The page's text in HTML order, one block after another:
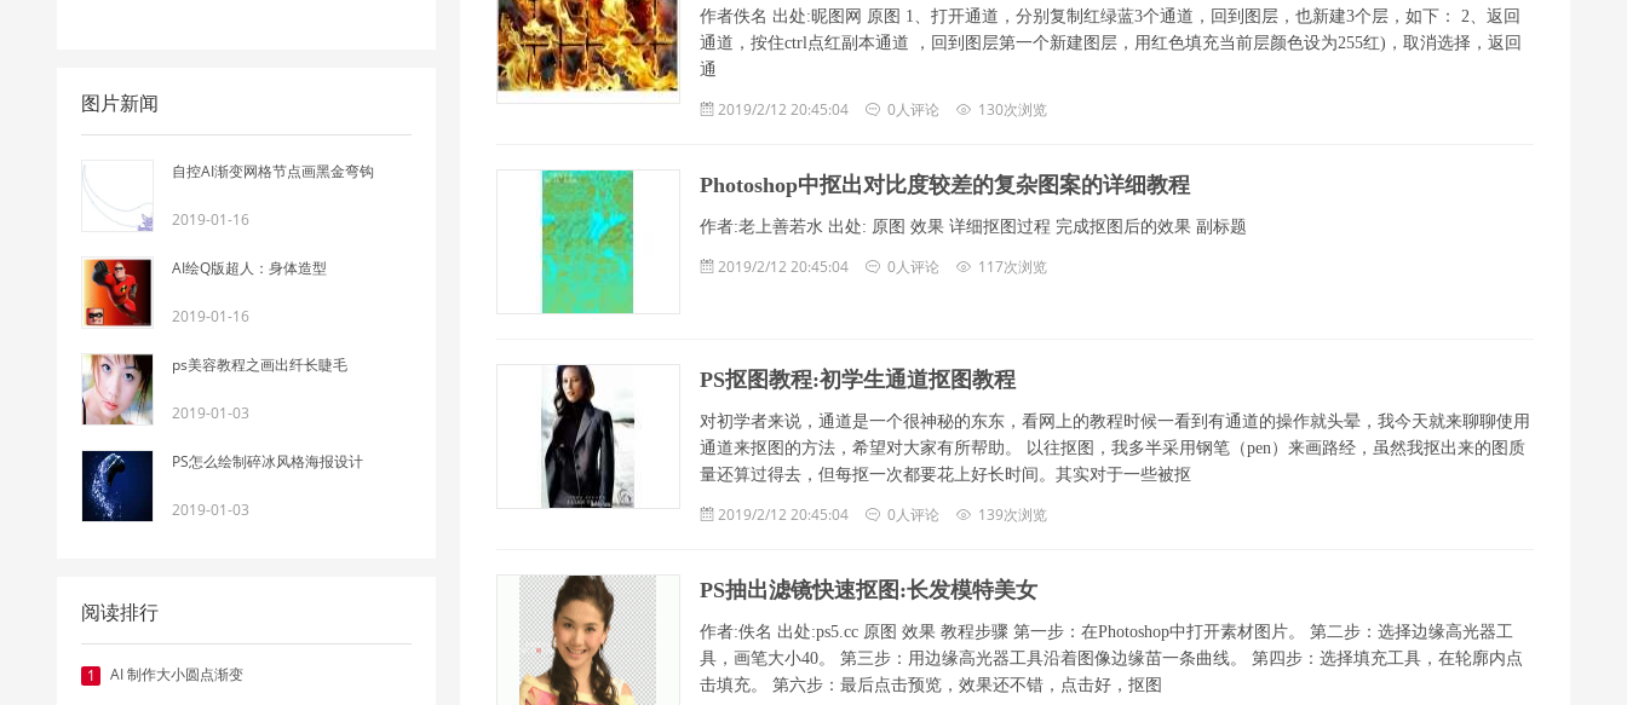
图片新闻
自控AI渐变网格节点画黑金弯钩
2019-01-16
AI绘Q版超人：身体造型
2019-01-16
ps美容教程之画出纤长睫毛
2019-01-03
PS怎么绘制碎冰风格海报设计
2019-01-03
阅读排行
1 AI 制作大小圆点渐变
作者佚名 出处:昵图网 原图 1、打开通道，分别复制红绿蓝3个通道，回到图层，也新建3个层，如下： 2、返回
通道，按住ctrl点红副本通道 ，回到图层第一个新建图层，用红色填充当前层颜色设为255红)，取消选择，返回
通
2019/2/12 20:45:04 0人评论 130次浏览
Photoshop中抠出对比度较差的复杂图案的详细教程
作者:老上善若水 出处: 原图 效果 详细抠图过程 完成抠图后的效果 副标题
2019/2/12 20:45:04 0人评论 117次浏览
PS抠图教程:初学生通道抠图教程
对初学者来说，通道是一个很神秘的东东，看网上的教程时候一看到有通道的操作就头晕，我今天就来聊聊使用
通道来抠图的方法，希望对大家有所帮助。 以往抠图，我多半采用钢笔（pen）来画路经，虽然我抠出来的图质
量还算过得去，但每抠一次都要花上好长时间。其实对于一些被抠
2019/2/12 20:45:04 0人评论 139次浏览
PS抽出滤镜快速抠图:长发模特美女
作者:佚名 出处:ps5.cc 原图 效果 教程步骤 第一步：在Photoshop中打开素材图片。 第二步：选择边缘高光器工
具，画笔大小40。 第三步：用边缘高光器工具沿着图像边缘苗一条曲线。 第四步：选择填充工具，在轮廓内点
击填充。 第六步：最后点击预览，效果还不错，点击好，抠图